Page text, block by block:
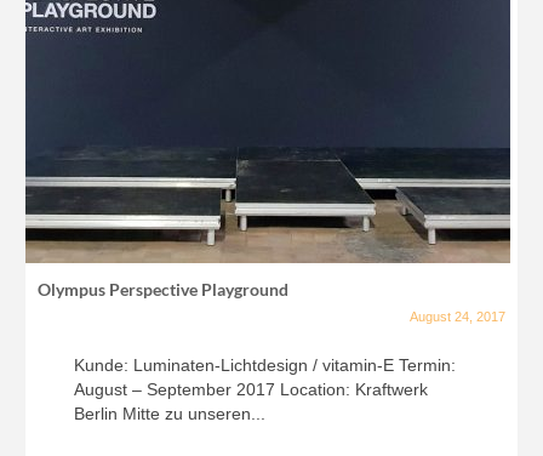
Olympus Perspective Playground
August 24, 2017
Kunde: Luminaten-Lichtdesign / vitamin-E Termin:
August – September 2017 Location: Kraftwerk
Berlin Mitte zu unseren...